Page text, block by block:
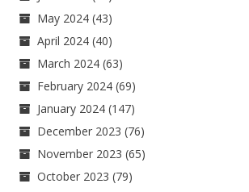
May 2024 (43)
April 2024 (40)
March 2024 (63)
February 2024 (69)
January 2024 (147)
December 2023 (76)
November 2023 (65)
October 2023 (79)